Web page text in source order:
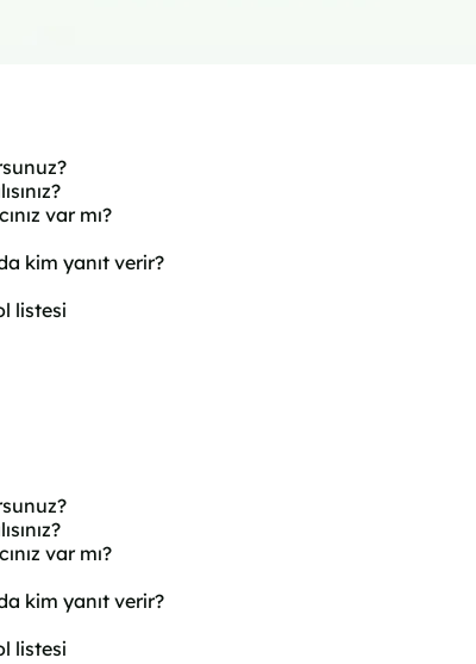
var mı?
kim yanıt verir?
listesi
var mı?
kim yanıt verir?
listesi